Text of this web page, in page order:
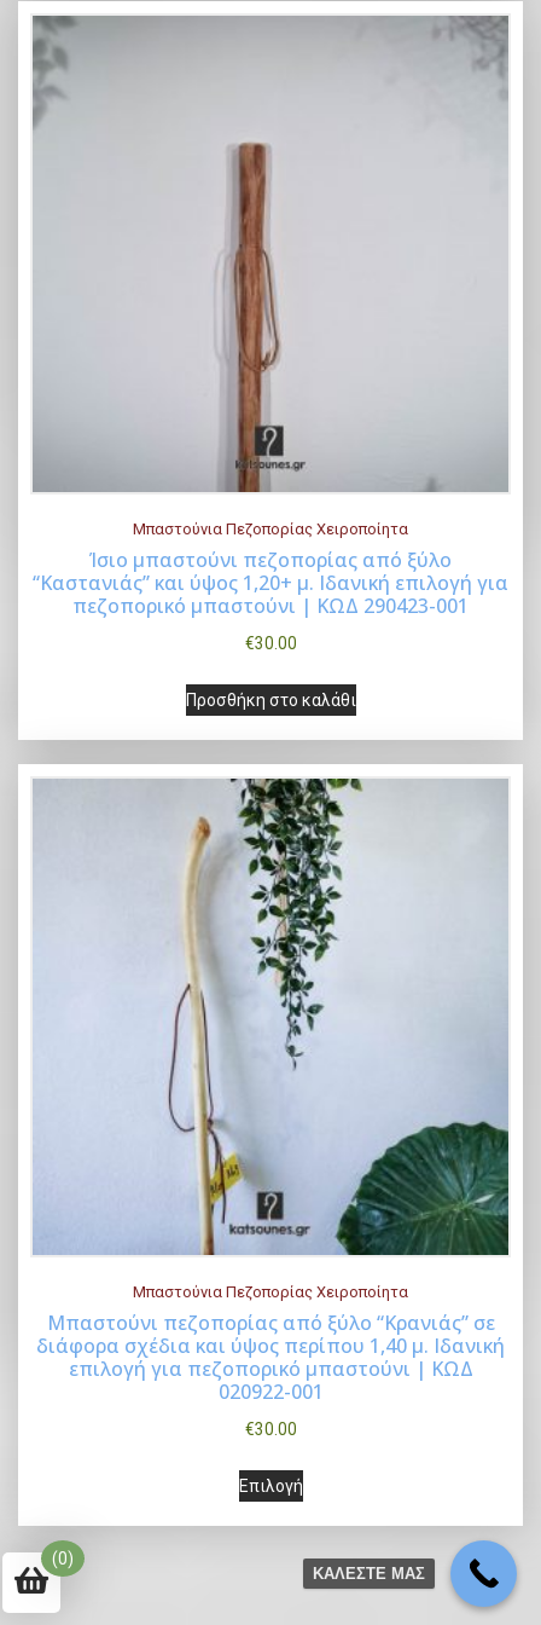
Buy Now
Μπαστούνια Πεζοπορίας Χειροποίητα
Ίσιo μπαστούνι πεζοπορίας από ξύλο
“Καστανιάς” και ύψος 1,20+ μ. Ιδανική επιλογή για
πεζοπορικό μπαστούνι | ΚΩΔ 290423-001
€30.00
Προσθήκη στο καλάθι
Επιλογή
Α
υ
τ
ό
τ
ο
π
Μπαστούνια Πεζοπορίας Χειροποίητα
Μπαστούνι πεζοπορίας από ξύλο “Κρανιάς” σε
διάφορα σχέδια και ύψος περίπου 1,40 μ. Ιδανική
επιλογή για πεζοπορικό μπαστούνι | ΚΩΔ
020922-001
€30.00
Επιλογή
Α
υ
τ
ό
τ
(0)
ΚΑΛΕΣΤΕ ΜΑΣ